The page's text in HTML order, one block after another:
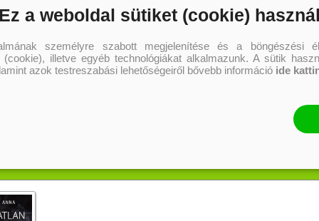
-
Escaping From Houdini -
Houdini csapdájában
Az elrabolt lány (A néma
gyermek 2.)
Május
Különleges
Online ár:
Ez a weboldal sütiket (cookie)
személyre szabott megjelenítése és a böngészési
illetve egyéb technológiákat alkalmazunk. A sütik
azok testreszabási lehetőségeiről bővebb információ ide